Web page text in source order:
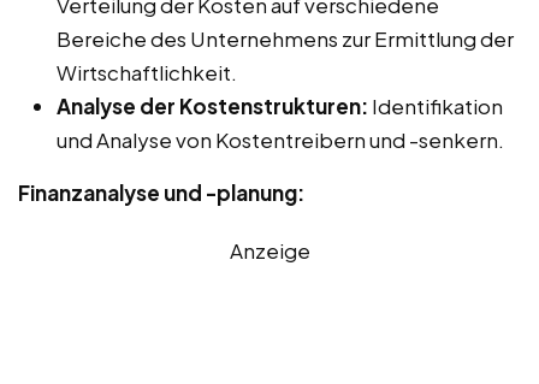
Verteilung der Kosten auf verschiedene
Bereiche des Unternehmens zur Ermittlung der
Wirtschaftlichkeit.
Analyse der Kostenstrukturen: Identifikation
und Analyse von Kostentreibern und -senkern.
Finanzanalyse und -planung:
Anzeige